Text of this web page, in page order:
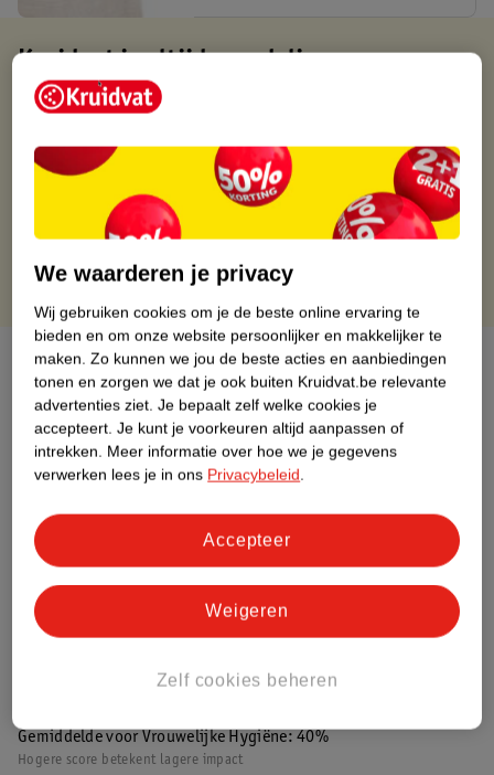
Kruidvat is altijd voordelig
Gratis ophalen in de winkel
Gratis thuisbezorgd vanaf 50.00
Gratis retourneren binnen 30 dagen
Gratis punten met je Kruidvat kaart
Over dit product
Productinformatie
Etiketinformatie
Nature Impact Score
Groen (+) = lage impact op het milieu.
Gemiddelde voor Vrouwelijke Hygiëne: 40%
Hogere score betekent lagere impact
We waarderen je privacy
Wij gebruiken cookies om je de beste online ervaring te
bieden en om onze website persoonlijker en makkelijker te
maken. Zo kunnen we jou de beste acties en aanbiedingen
tonen en zorgen we dat je ook buiten Kruidvat.be relevante
advertenties ziet. Je bepaalt zelf welke cookies je
accepteert. Je kunt je voorkeuren altijd aanpassen of
intrekken. Meer informatie over hoe we je gegevens
verwerken lees je in ons Privacybeleid.
Zelf cookies beheren
Weigeren
Accepteer